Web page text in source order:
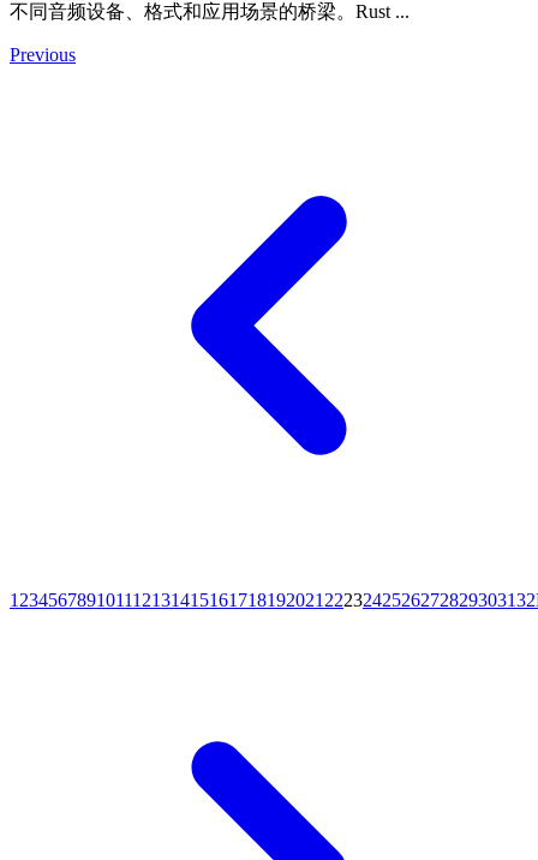
不同音频设备、格式和应用场景的桥梁。Rust ...
Previous
1 23456789101112131415161718192021 2223242526272829303132